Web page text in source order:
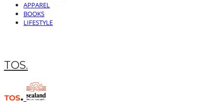
APPAREL
BOOKS
LIFESTYLE
TOS.